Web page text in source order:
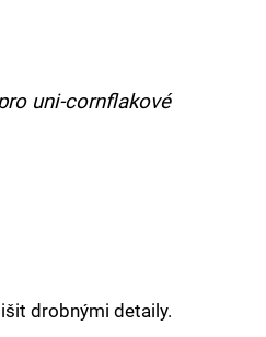
uni-cornflakové
drobnými detaily.